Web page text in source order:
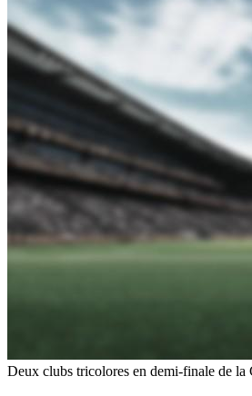
Deux clubs tricolores en demi-finale de la